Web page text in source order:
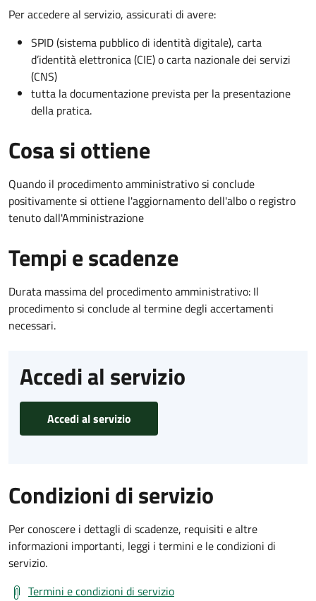
Per accedere al servizio, assicurati di avere:
SPID (sistema pubblico di identità digitale), carta
d’identità elettronica (CIE) o carta nazionale dei servizi
(CNS)
tutta la documentazione prevista per la presentazione
della pratica.
Cosa si ottiene
Quando il procedimento amministrativo si conclude
positivamente si ottiene l'aggiornamento dell'albo o registro
tenuto dall'Amministrazione
Tempi e scadenze
Durata massima del procedimento amministrativo: Il
procedimento si conclude al termine degli accertamenti
necessari.
Accedi al servizio
Accedi al servizio
Condizioni di servizio
Per conoscere i dettagli di scadenze, requisiti e altre
informazioni importanti, leggi i termini e le condizioni di
servizio.
Termini e condizioni di servizio